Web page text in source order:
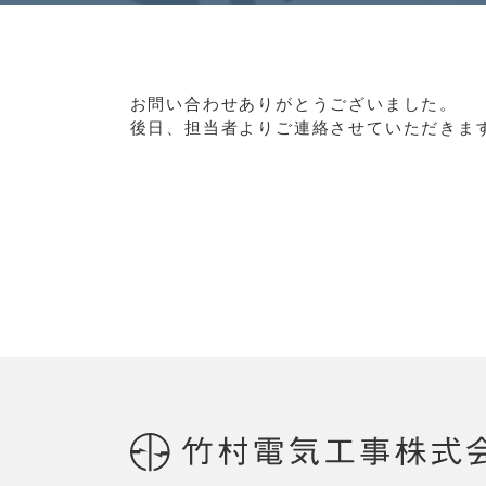
お問い合わせありがとうございました。
後日、担当者よりご連絡させていただきま